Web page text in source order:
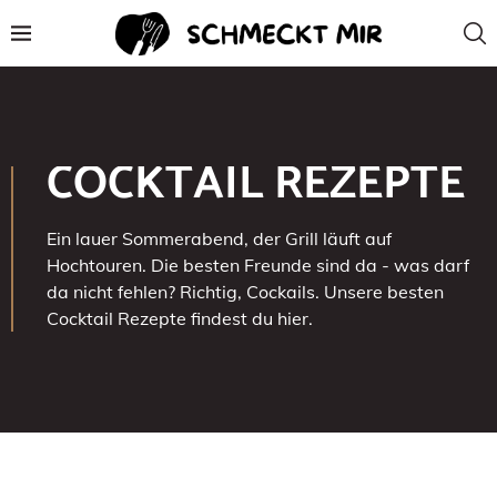
COCKTAIL REZEPTE
Ein lauer Sommerabend, der Grill läuft auf
Hochtouren. Die besten Freunde sind da - was darf
da nicht fehlen? Richtig, Cockails. Unsere besten
Cocktail Rezepte findest du hier.